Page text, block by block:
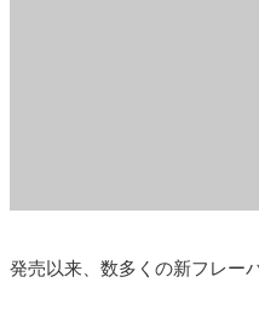
発売以来、数多くの新フレー